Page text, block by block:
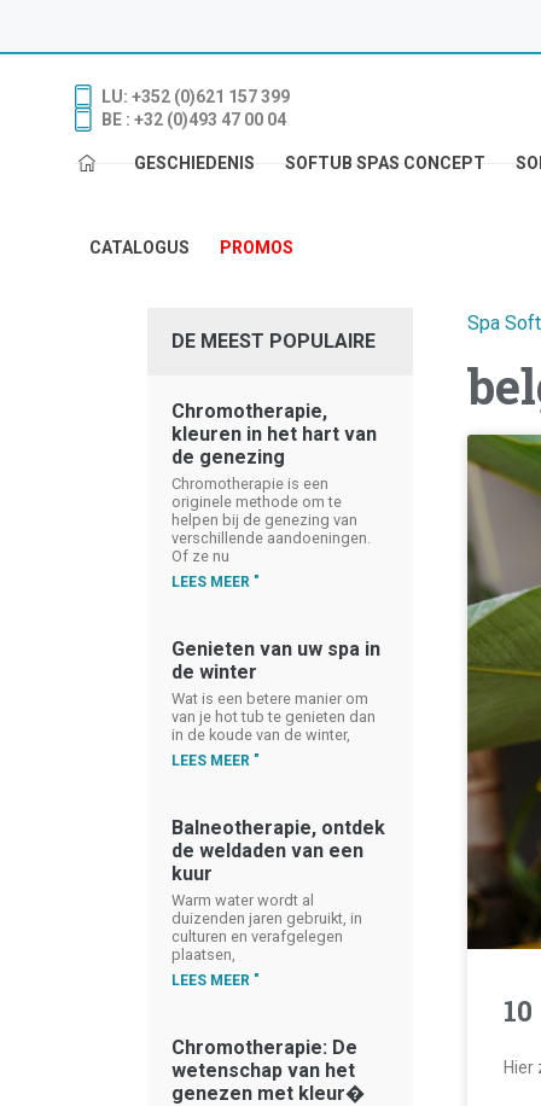
LU: +352 (0)621 157 399
BE : +32 (0)493 47 00 04
GESCHIEDENIS SOFTUB SPAS CONCEPT
CATALOGUS PROMOS
DE MEEST POPULAIRE
Chromotherapie,
kleuren in het hart van
de genezing
Chromotherapie is een
originele methode om te
helpen bij de genezing van
verschillende aandoeningen.
Of ze nu
LEES MEER "
Genieten van uw spa in
de winter
Wat is een betere manier om
van je hot tub te genieten dan
in de koude van de winter,
LEES MEER "
Balneotherapie, ontdek
de weldaden van een
kuur
Warm water wordt al
duizenden jaren gebruikt, in
culturen en verafgelegen
plaatsen,
LEES MEER "
Chromotherapie: De
wetenschap van het
genezen met kleur�
Spa
Hier